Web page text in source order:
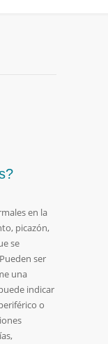
en la
picazón,
se
ser
una
indicar
o